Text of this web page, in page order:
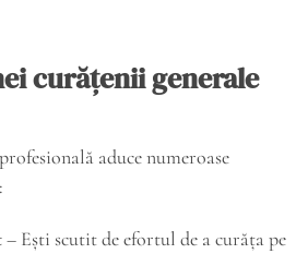
curățenii generale
aduce numeroase
– Ești scutit de efortul de a curăța pe